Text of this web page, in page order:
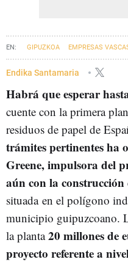
GIPUZKOA EMPRESAS
Endika Santamaria
Habrá que esperar
cuente con la primera
residuos de papel de
trámites pertinentes ha
Greene, impulsora del
aún con la
situada en el polígono
municipio guipuzcoano.
la planta20 millones de
proyecto referente a